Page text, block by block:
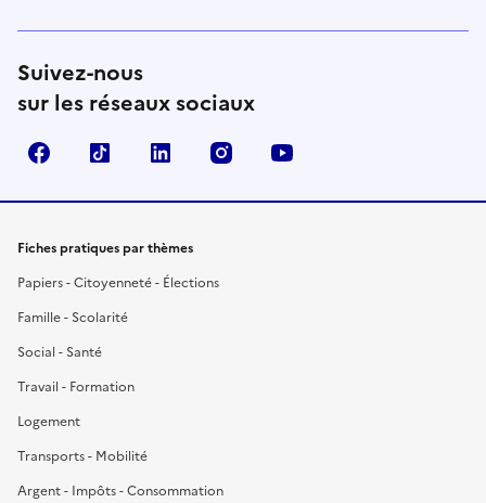
Suivez-nous
sur les réseaux sociaux
FacebookTikTok LinkedIn Instagram
Fiches pratiques par thèmes
Papiers - Citoyenneté - Élections
Famille - Scolarité
Social - Santé
Travail - Formation
Logement
Transports - Mobilité
Argent - Impôts - Consommation